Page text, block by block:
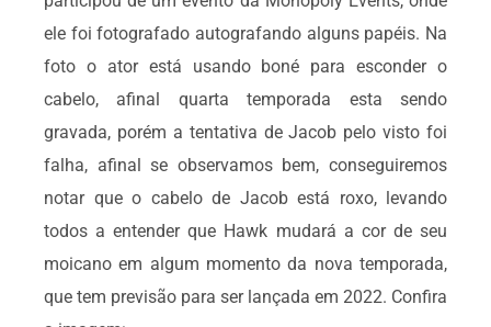
ele foi fotografado autografando alguns papéis. Na
foto o ator está usando boné para esconder o
cabelo, afinal quarta temporada esta sendo
gravada, porém a tentativa de Jacob pelo visto foi
falha, afinal se observamos bem, conseguiremos
notar que o cabelo de Jacob está roxo, levando
todos a entender que Hawk mudará a cor de seu
moicano em algum momento da nova temporada,
que tem previsão para ser lançada em 2022. Confira